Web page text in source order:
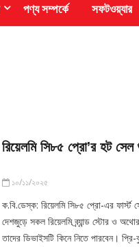
পণ্য সম্পর্কে সফটওয়্যার
রিয়েলমি সি৮৫ প্রো’র হট
১০/১১/২০২৫
ক.বি.ডেস্ক: রিয়েলমি সি৮৫ প্রো-এর ফার্স্ট
দেশজুড়ে সকল রিয়েলমি ব্র্যান্ড স্টোর ও
তাদের ডিভাইসটি কিনে নিতে পারবেন।